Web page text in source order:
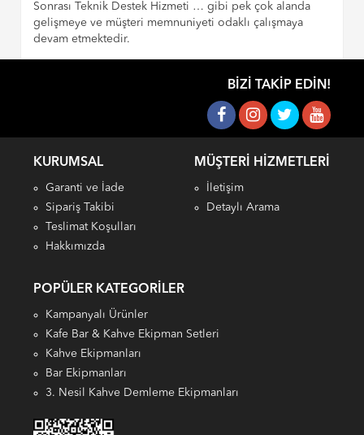
Sonrası Teknik Destek Hizmeti … gibi pek çok alanda
gelişmeye ve müşteri memnuniyeti odaklı çalışmaya
devam etmektedir.
BIZI TAKIP EDIN!
KURUMSAL
Garanti ve İade
Sipariş Takibi
Teslimat Koşulları
Hakkımızda
MÜŞTERI HIZMETLERI
İletişim
Detaylı Arama
POPÜLER KATEGORILER
Kampanyalı Ürünler
Kafe Bar & Kahve Ekipman Setleri
Kahve Ekipmanları
Bar Ekipmanları
3. Nesil Kahve Demleme Ekipmanları